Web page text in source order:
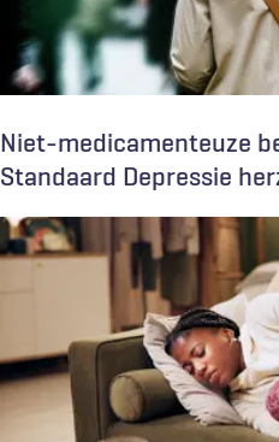
Niet-medicamenteuze
Standaard Depressie